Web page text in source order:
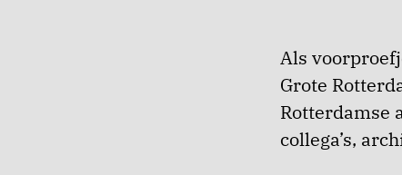
Als
Grote
Rotterdamse
collega’s,